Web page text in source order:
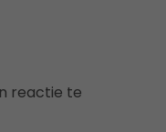
reactie te